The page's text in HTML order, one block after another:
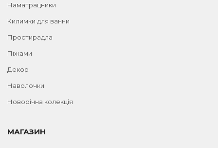
Наматрацники
Килимки для ванни
Простирадла
Піжами
Декор
Наволочки
Новорічна колекція
МАГАЗИН